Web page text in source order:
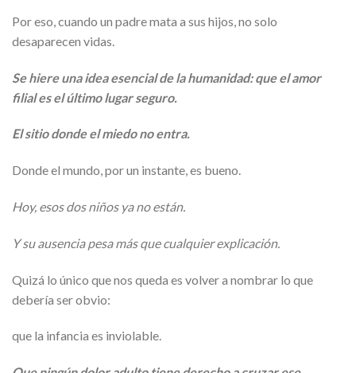
Por eso, cuando un padre mata a sus hijos, no solo
desaparecen vidas.
Se hiere una idea esencial de la humanidad: que el amor
filial es el último lugar seguro.
El sitio donde el miedo no entra.
Donde el mundo, por un instante, es bueno.
Hoy, esos dos niños ya no están.
Y su ausencia pesa más que cualquier explicación.
Quizá lo único que nos queda es volver a nombrar lo que
debería ser obvio:
que la infancia es inviolable.